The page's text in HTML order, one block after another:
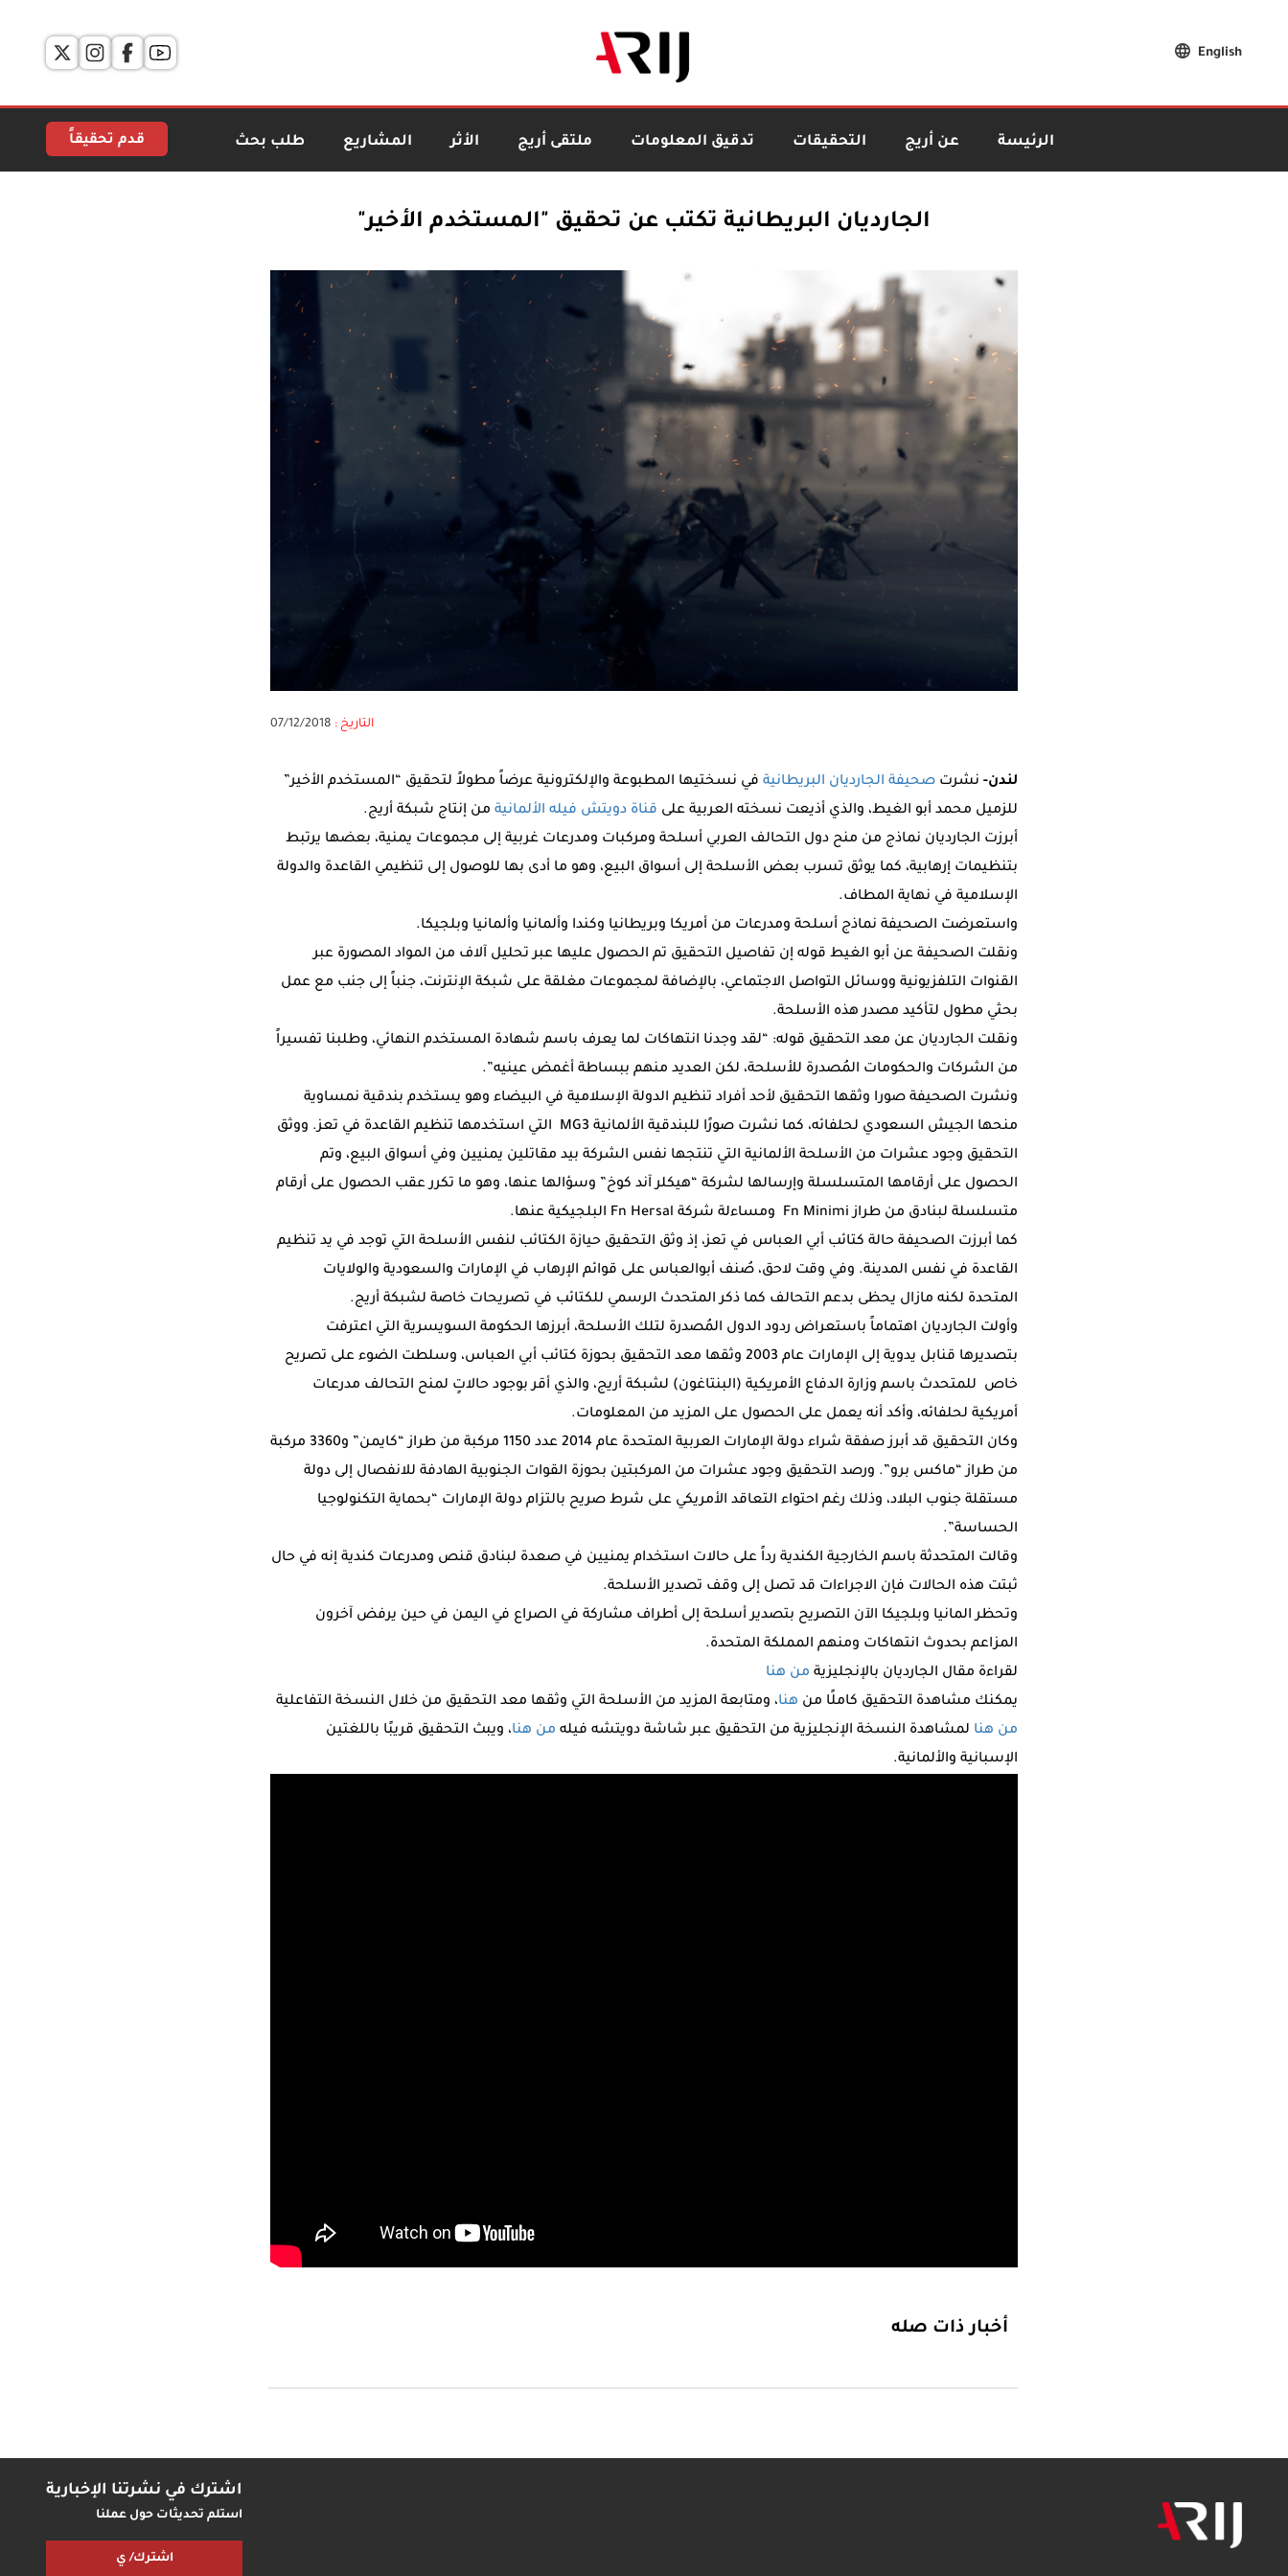
English
الرئيسة عن أريج التحقيقات تدقيق المعلومات ملتقى أريج الأثر المشاريع طلب بحث قدم تحقيقاً
الجارديان البريطانية تكتب عن تحقيق "المستخدم الأخير"
التاريخ : 07/12/2018
لندن- نشرت صحيفة الجارديان البريطانية في نسختيها المطبوعة والإلكترونية عرضاً مطولاً لتحقيق “المستخدم الأخير”
للزميل محمد أبو الغيط، والذي أذيعت نسخته العربية على قناة دويتش فيله الألمانية من إنتاج شبكة أريج.
أبرزت الجارديان نماذج من منح دول التحالف العربي أسلحة ومركبات ومدرعات غربية إلى مجموعات يمنية، بعضها يرتبط
بتنظيمات إرهابية، كما يوثق تسرب بعض الأسلحة إلى أسواق البيع، وهو ما أدى بها للوصول إلى تنظيمي القاعدة والدولة
الإسلامية في نهاية المطاف.
واستعرضت الصحيفة نماذج أسلحة ومدرعات من أمريكا وبريطانيا وكندا وألمانيا وألمانيا وبلجيكا.
ونقلت الصحيفة عن أبو الغيط قوله إن تفاصيل التحقيق تم الحصول عليها عبر تحليل آلاف من المواد المصورة عبر
القنوات التلفزيونية ووسائل التواصل الاجتماعي، بالإضافة لمجموعات مغلقة على شبكة الإنترنت، جنباً إلى جنب مع عمل
بحثي مطول لتأكيد مصدر هذه الأسلحة.
ونقلت الجارديان عن معد التحقيق قوله: “لقد وجدنا انتهاكات لما يعرف باسم شهادة المستخدم النهائي، وطلبنا تفسيراً
من الشركات والحكومات المُصدرة للأسلحة، لكن العديد منهم ببساطة أغمض عينيه”.
ونشرت الصحيفة صورا وثقها التحقيق لأحد أفراد تنظيم الدولة الإسلامية في البيضاء وهو يستخدم بندقية نمساوية
منحها الجيش السعودي لحلفائه، كما نشرت صورًا للبندقية الألمانية MG3 التي استخدمها تنظيم القاعدة في تعز. ووثق
التحقيق وجود عشرات من الأسلحة الألمانية التي تنتجها نفس الشركة بيد مقاتلين يمنيين وفي أسواق البيع، وتم
الحصول على أرقامها المتسلسلة وإرسالها لشركة “هيكلر آند كوخ” وسؤالها عنها، وهو ما تكرر عقب الحصول على أرقام
متسلسلة لبنادق من طراز Fn Minimi ومساءلة شركة Fn Hersal البلجيكية عنها.
كما أبرزت الصحيفة حالة كتائب أبي العباس في تعز، إذ وثق التحقيق حيازة الكتائب لنفس الأسلحة التي توجد في يد تنظيم
القاعدة في نفس المدينة. وفي وقت لاحق، صُنف أبوالعباس على قوائم الإرهاب في الإمارات والسعودية والولايات
المتحدة لكنه مازال يحظى بدعم التحالف كما ذكر المتحدث الرسمي للكتائب في تصريحات خاصة لشبكة أريج.
وأولت الجارديان اهتماماً باستعراض ردود الدول المُصدرة لتلك الأسلحة، أبرزها الحكومة السويسرية التي اعترفت
بتصديرها قنابل يدوية إلى الإمارات عام 2003 وثقها معد التحقيق بحوزة كتائب أبي العباس، وسلطت الضوء على تصريح
خاص للمتحدث باسم وزارة الدفاع الأمريكية (البنتاغون) لشبكة أريج، والذي أقر بوجود حالاتٍ لمنح التحالف مدرعات
أمريكية لحلفائه، وأكد أنه يعمل على الحصول على المزيد من المعلومات.
وكان التحقيق قد أبرز صفقة شراء دولة الإمارات العربية المتحدة عام 2014 عدد 1150 مركبة من طراز “كايمن” و3360 مركبة
من طراز “ماكس برو”. ورصد التحقيق وجود عشرات من المركبتين بحوزة القوات الجنوبية الهادفة للانفصال إلى دولة
مستقلة جنوب البلاد، وذلك رغم احتواء التعاقد الأمريكي على شرط صريح بالتزام دولة الإمارات “بحماية التكنولوجيا
الحساسة”.
وقالت المتحدثة باسم الخارجية الكندية رداً على حالات استخدام يمنيين في صعدة لبنادق قنص ومدرعات كندية إنه في حال
ثبتت هذه الحالات فإن الاجراءات قد تصل إلى وقف تصدير الأسلحة.
وتحظر المانيا وبلجيكا الآن التصريح بتصدير أسلحة إلى أطراف مشاركة في الصراع في اليمن في حين يرفض آخرون
المزاعم بحدوث انتهاكات ومنهم المملكة المتحدة.
لقراءة مقال الجارديان بالإنجليزية من هنا
يمكنك مشاهدة التحقيق كاملًا من هنا، ومتابعة المزيد من الأسلحة التي وثقها معد التحقيق من خلال النسخة التفاعلية
من هنا لمشاهدة النسخة الإنجليزية من التحقيق عبر شاشة دويتشه فيله من هنا، ويبث التحقيق قريبًا باللغتين
الإسبانية والألمانية.
أخبار ذات صله
اشترك في نشرتنا الإخبارية
استلم تحديثات حول عملنا
اشترك/ ي